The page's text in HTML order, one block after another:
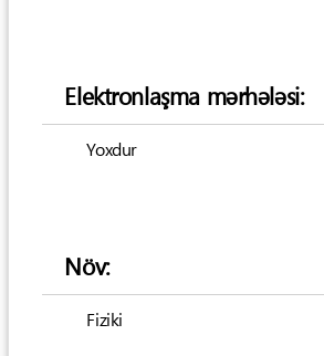
Elektronlaşma mərhələsi:
Yoxdur
Növ:
Fiziki